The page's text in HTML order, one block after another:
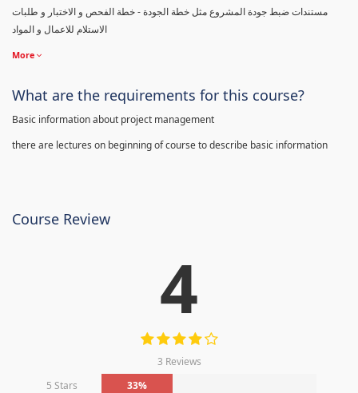
مستندات ضبط جودة المشروع مثل خطة الجودة - خطة الفحص و الاختبار و طلبات
الاستلام للاعمال و المواد
More
What are the requirements for this course?
Basic information about project management
there are lectures on beginning of course to describe basic information
Course Review
4
3 Reviews
5 Stars
33%